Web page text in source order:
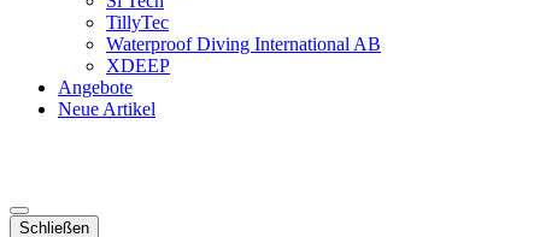
TillyTec
Waterproof Diving International AB
XDEEP
Angebote
Neue Artikel
Schließen